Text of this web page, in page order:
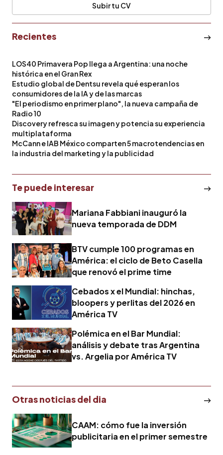
Subir tu CV
Recientes
LOS40 Primavera Pop llega a Argentina: una noche
histórica en el Gran Rex
Estudio global de Dentsu revela qué esperan los
consumidores de la IA y de las marcas
"El periodismo en primer plano", la nueva campaña de
Radio 10
Discovery refresca su imagen y potencia su experiencia
multiplataforma
McCann e IAB México comparten 5 macrotendencias en
la industria del marketing y la publicidad
Te puede interesar
Mariana Fabbiani inauguró la
nueva temporada de DDM
BTV cumple 100 programas en
América: el ciclo de Beto Casella
que renovó el prime time
Cebados x el Mundial: hinchas,
bloopers y perlitas del 2026 en
América TV
Polémica en el Bar Mundial:
análisis y debate tras Argentina
vs. Argelia por América TV
Otras noticias del dia
CAAM: cómo fue la inversión
publicitaria en el primer semestre